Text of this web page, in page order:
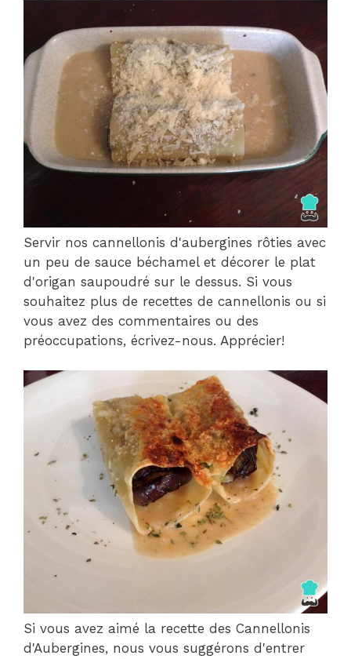
Servir nos cannellonis d'aubergines rôties avec
un peu de sauce béchamel et décorer le plat
d'origan saupoudré sur le dessus. Si vous
souhaitez plus de recettes de cannellonis ou si
vous avez des commentaires ou des
préoccupations, écrivez-nous. Apprécier!
Si vous avez aimé la recette des Cannellonis
d'Aubergines, nous vous suggérons d'entrer